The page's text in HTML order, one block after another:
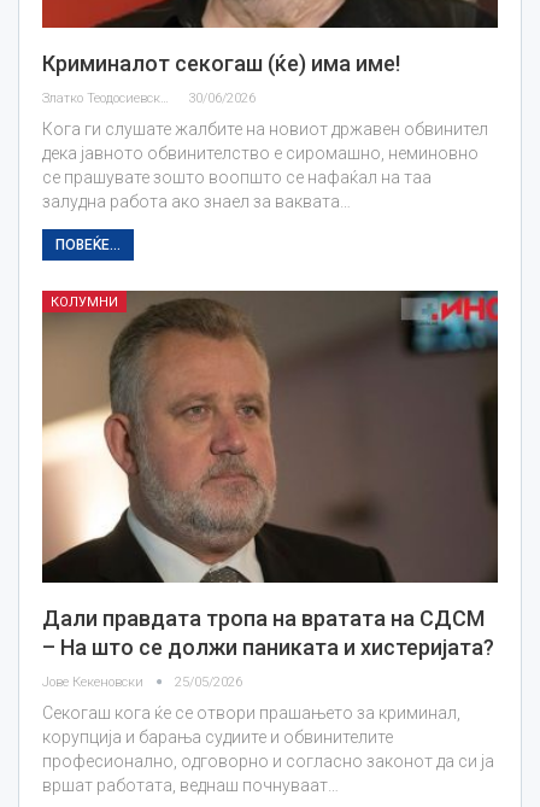
Криминалот секогаш (ќе) има име!
Златко Теодосиевски 30/06/2026
Кога ги слушате жалбите на новиот државен обвинител
дека јавното обвинителство е сиромашно, неминовно
се прашувате зошто воопшто се нафаќал на таа
залудна работа ако знаел за ваквата…
ПОВЕЌЕ...
КОЛУМНИ
Дали правдата тропа на вратата на СДСМ
– На што се должи паниката и хистеријата?
Јове Кекеновски 25/05/2026
Секогаш кога ќе се отвори прашањето за криминал,
корупција и барања судиите и обвинителите
професионално, одговорно и согласно законот да си ја
вршат работата, веднаш почнуваат…